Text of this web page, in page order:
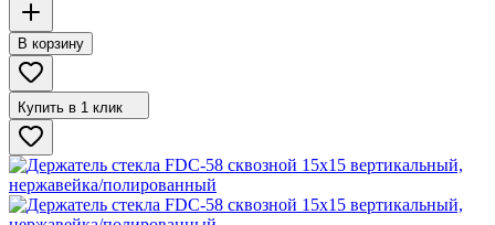
В корзину
Купить в 1 клик